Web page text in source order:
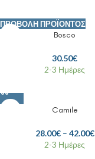
ΠΡΟΒΟΛΉ ΠΡΟΪΌΝΤΟΣ
Bosco
30.50€
2-3 Ημέρες
Camile
28.00€ – 42.00€
2-3 Ημέρες